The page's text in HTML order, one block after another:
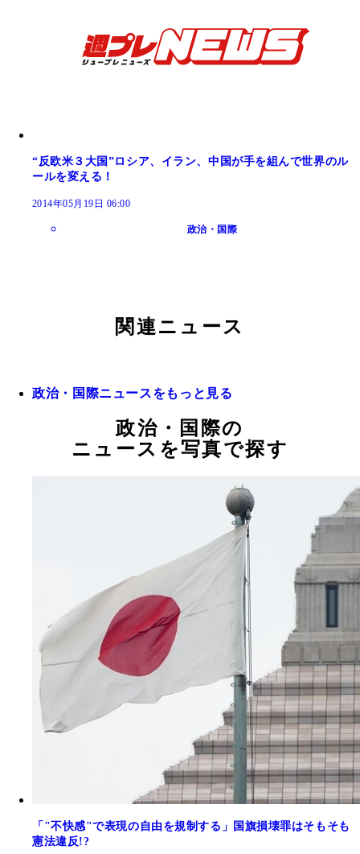
“反欧米３大国”ロシア、イラン、中国が手を組んで世界のル
ールを変える！
2014年05月19日 06:00
政治・国際
関連ニュース
政治・国際ニュースをもっと見る
政治・国際の
ニュースを写真で探す
「"不快感"で表現の自由を規制する」国旗損壊罪はそもそも
憲法違反!?